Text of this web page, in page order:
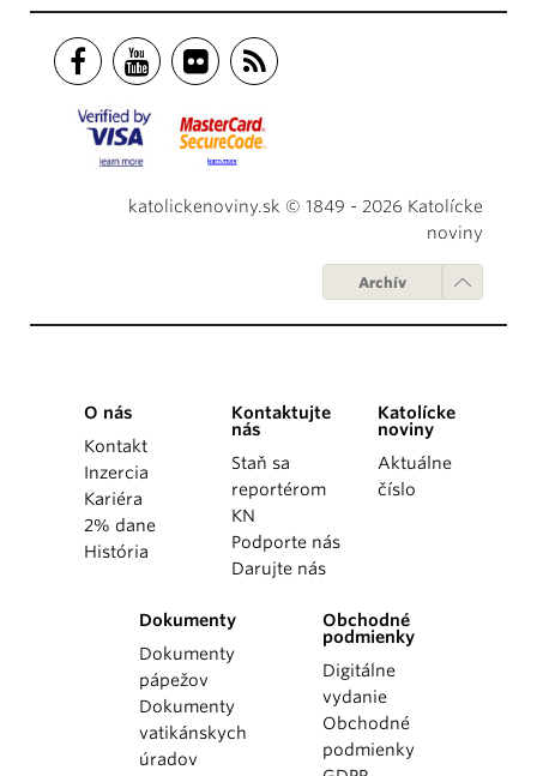
katolickenoviny.sk © 1849 - 2026 Katolícke
noviny
Archív
O nás
Kontakt
Inzercia
Kariéra
2% dane
História
Kontaktujte
nás
Staň sa
reportérom
KN
Podporte nás
Darujte nás
Katolícke
noviny
Aktuálne
číslo
Dokumenty
Dokumenty
pápežov
Dokumenty
vatikánskych
úradov
Obchodné
podmienky
Digitálne
vydanie
Obchodné
podmienky